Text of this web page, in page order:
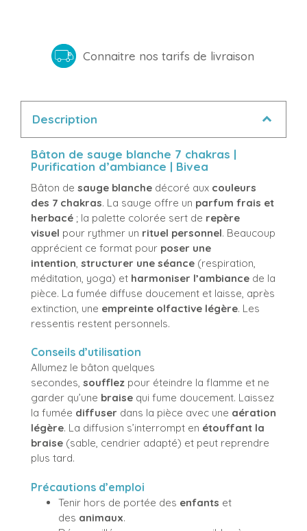
Connaitre nos tarifs de livraison
Description
Bâton de sauge blanche 7 chakras |
Purification d’ambiance | Bivea
Bâton de sauge blanche décoré aux couleurs
des 7 chakras. La sauge offre un parfum frais et
herbacé ; la palette colorée sert de repère
visuel pour rythmer un rituel personnel. Beaucoup
apprécient ce format pour poser une
intention, structurer une séance (respiration,
méditation, yoga) et harmoniser l’ambiance de la
pièce. La fumée diffuse doucement et laisse, après
extinction, une empreinte olfactive légère. Les
ressentis restent personnels.
Conseils d’utilisation
Allumez le bâton quelques
secondes, soufflez pour éteindre la flamme et ne
garder qu’une braise qui fume doucement. Laissez
la fumée diffuser dans la pièce avec une aération
légère. La diffusion s’interrompt en étouffant la
braise (sable, cendrier adapté) et peut reprendre
plus tard.
Précautions d’emploi
Tenir hors de portée des enfants et
des animaux.